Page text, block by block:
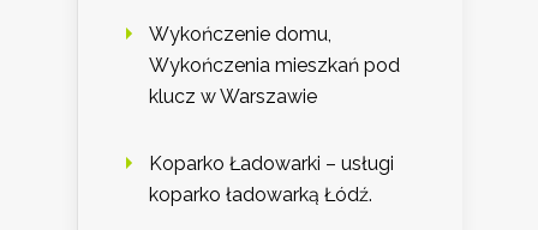
Wykończenie domu,
Wykończenia mieszkań pod
klucz w Warszawie
Koparko Ładowarki – usługi
koparko ładowarką Łódź.